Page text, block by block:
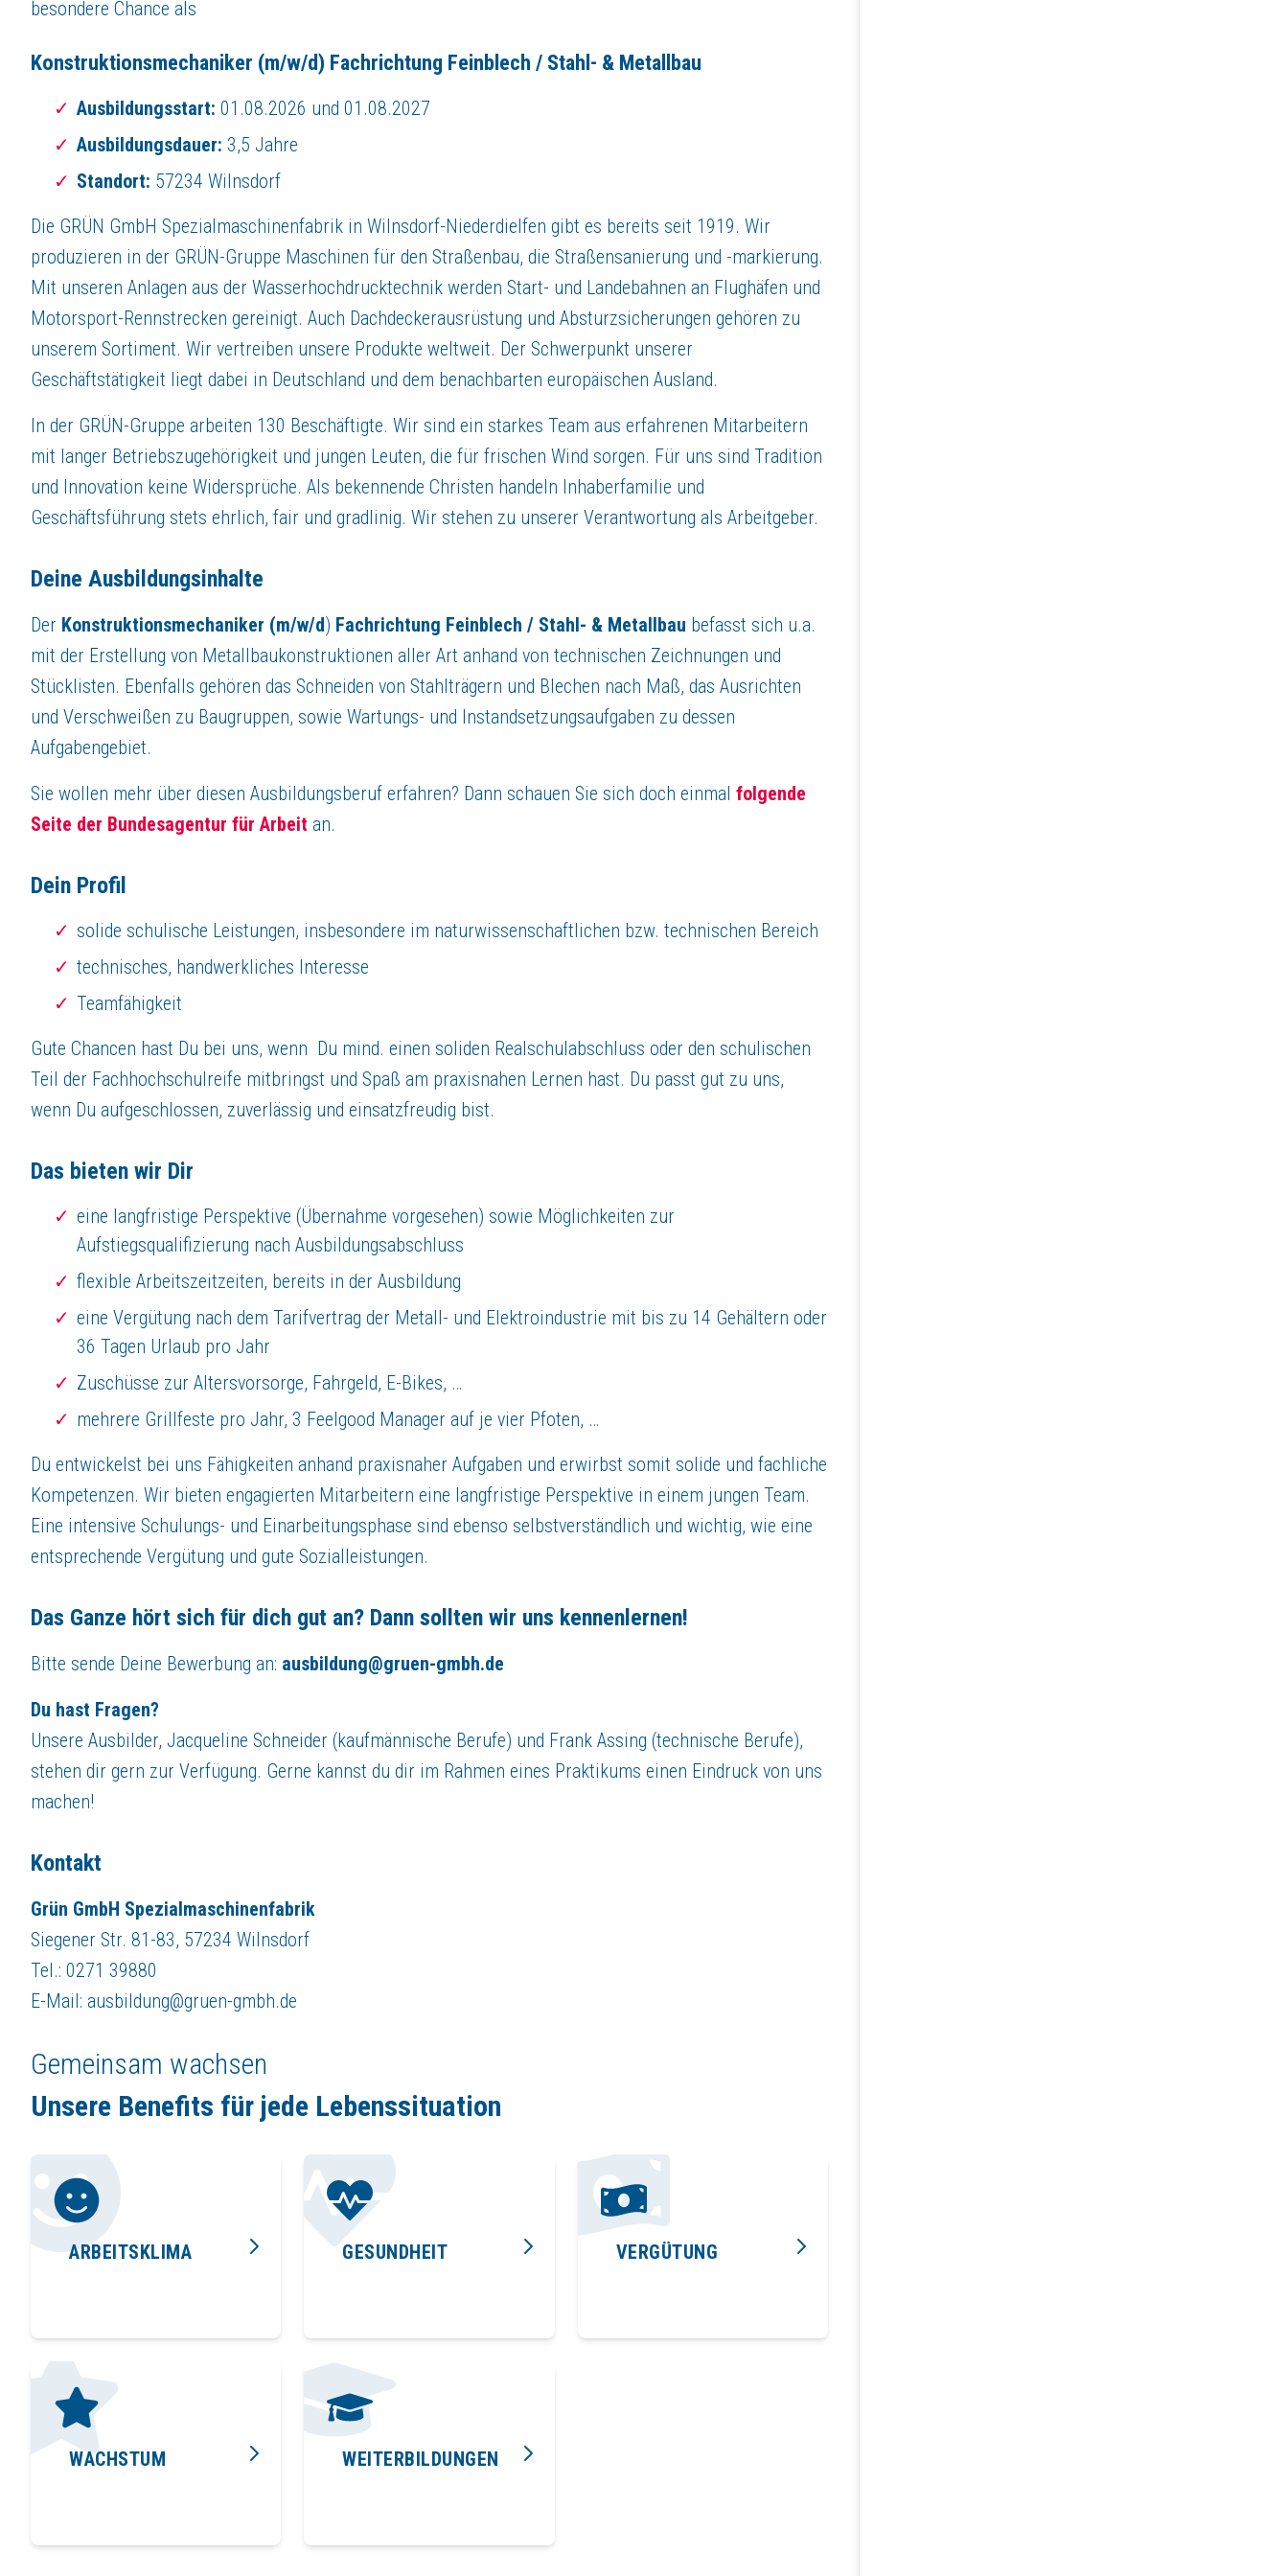
eine langfristige Perspektive (Übernahme vorgesehen) sowie Möglichkeiten zur Aufstiegsqualifizierung nach Ausbildungsabschluss
eine Vergütung nach dem Tarifvertrag der Metall- und Elektroindustrie mit bis zu 14 Gehältern oder 36 Tagen Urlaub pro Jahr
Zuschüsse zur Altersvorsorge, Fahrgeld, E-Bikes, …
mehrere Grillfeste pro Jahr, 3 Feelgood Manager auf je vier Pfoten, …
Du entwickelst bei uns Fähigkeiten anhand praxisnaher Aufgaben und erwirbst somit solide und fachliche Kompetenzen. Wir bieten engagierten Mitarbeitern eine langfristige Perspektive in einem jungen Team.
Kontakt
Grün GmbH Spezialmaschinenfabrik
Siegener Str. 81-83, 57234 Wilnsdorf
Tel.: 0271 39880
Das Ganze hört sich für dich gut an? Dann sollten wir uns kennenlernen!
Bitte sende Deine Bewerbung an:ausbildung@gruen-gmbh.de
Unsere Ausbilder, Jacqueline Schneider (kaufmännische Berufe) und Frank Assing (technische Berufe), stehen dir gern zur Verfügung. Gerne kannst du dir im Rahmen eines Praktikums einen Eindruck von uns machen!
ÜberGRÜN Gruppe
Die GRÜN GmbH beschäftigt sich seit Jahrzehnten mit der Entwicklung und Produktion von Spezialmaschinen und Sicherheitsequipment für den Bausektor. Ziel ist es, den Verarbeitern technisch hoch
Die GRÜN GmbH Spezialmaschinenfabrik hat die Sparten Straßenmarkierungsmaschinen und Wasserhochdrucktechnik in die Tochterunternehmen WINTER Markiertechnik GmbH und WINTER GRÜN
Jetzt bewerben
besondere Chance als
Konstruktionsmechaniker (m/w/d) Fachrichtung Feinblech / Stahl- & Metallbau
Ausbildungsstart: 01.08.2026 und 01.08.2027
Ausbildungsdauer: 3,5 Jahre
Standort: 57234 Wilnsdorf
Die GRÜN GmbH Spezialmaschinenfabrik in Wilnsdorf-Niederdielfen gibt es bereits seit 1919. Wir
produzieren in der GRÜN-Gruppe Maschinen für den Straßenbau, die Straßensanierung und -markierung.
Mit unseren Anlagen aus der Wasserhochdrucktechnik werden Start- und Landebahnen an Flughäfen und
Motorsport-Rennstrecken gereinigt. Auch Dachdeckerausrüstung und Absturzsicherungen gehören zu
unserem Sortiment. Wir vertreiben unsere Produkte weltweit. Der Schwerpunkt unserer
Geschäftstätigkeit liegt dabei in Deutschland und dem benachbarten europäischen Ausland.
In der GRÜN-Gruppe arbeiten 130 Beschäftigte. Wir sind ein starkes Team aus erfahrenen Mitarbeitern
mit langer Betriebszugehörigkeit und jungen Leuten, die für frischen Wind sorgen. Für uns sind Tradition
und Innovation keine Widersprüche. Als bekennende Christen handeln Inhaberfamilie und
Geschäftsführung stets ehrlich, fair und gradlinig. Wir stehen zu unserer Verantwortung als Arbeitgeber.
Deine Ausbildungsinhalte
Der Konstruktionsmechaniker (m/w/d) Fachrichtung Feinblech / Stahl- & Metallbau befasst sich u.a.
mit der Erstellung von Metallbaukonstruktionen aller Art anhand von technischen Zeichnungen und
Stücklisten. Ebenfalls gehören das Schneiden von Stahlträgern und Blechen nach Maß, das Ausrichten
und Verschweißen zu Baugruppen, sowie Wartungs- und Instandsetzungsaufgaben zu dessen
Aufgabengebiet.
Sie wollen mehr über diesen Ausbildungsberuf erfahren? Dann schauen Sie sich doch einmal folgende
Seite der Bundesagentur für Arbeit an.
Dein Profil
solide schulische Leistungen, insbesondere im naturwissenschaftlichen bzw. technischen Bereich
technisches, handwerkliches Interesse
Teamfähigkeit
Gute Chancen hast Du bei uns, wenn Du mind. einen soliden Realschulabschluss oder den schulischen
Teil der Fachhochschulreife mitbringst und Spaß am praxisnahen Lernen hast. Du passt gut zu uns,
wenn Du aufgeschlossen, zuverlässig und einsatzfreudig bist.
Das bieten wir Dir
eine langfristige Perspektive (Übernahme vorgesehen) sowie Möglichkeiten zur
Aufstiegsqualifizierung nach Ausbildungsabschluss
flexible Arbeitszeitzeiten, bereits in der Ausbildung
eine Vergütung nach dem Tarifvertrag der Metall- und Elektroindustrie mit bis zu 14 Gehältern oder
36 Tagen Urlaub pro Jahr
Zuschüsse zur Altersvorsorge, Fahrgeld, E-Bikes, …
mehrere Grillfeste pro Jahr, 3 Feelgood Manager auf je vier Pfoten, …
Du entwickelst bei uns Fähigkeiten anhand praxisnaher Aufgaben und erwirbst somit solide und fachliche
Kompetenzen. Wir bieten engagierten Mitarbeitern eine langfristige Perspektive in einem jungen Team.
Eine intensive Schulungs- und Einarbeitungsphase sind ebenso selbstverständlich und wichtig, wie eine
entsprechende Vergütung und gute Sozialleistungen.
Das Ganze hört sich für dich gut an? Dann sollten wir uns kennenlernen!
Bitte sende Deine Bewerbung an: ausbildung@gruen-gmbh.de
Du hast Fragen?
Unsere Ausbilder, Jacqueline Schneider (kaufmännische Berufe) und Frank Assing (technische Berufe),
stehen dir gern zur Verfügung. Gerne kannst du dir im Rahmen eines Praktikums einen Eindruck von uns
machen!
Kontakt
Grün GmbH Spezialmaschinenfabrik
Siegener Str. 81-83, 57234 Wilnsdorf
Tel.: 0271 39880
E-Mail: ausbildung@gruen-gmbh.de
Gemeinsam wachsen
Unsere Benefits für jede Lebenssituation
ARBEITSKLIMA GESUNDHEIT VERGÜTUNG
WACHSTUM WEITERBILDUNGEN